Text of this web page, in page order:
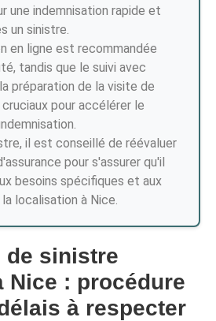
une indemnisation rapide et
un sinistre.
en ligne est recommandée
tandis que le suivi avec
préparation de la visite de
pour accélérer le
il est conseillé de réévaluer
pour s'assurer qu'il
besoins spécifiques et aux
localisation à Nice.
de sinistre
Nice : procédure
à respecter